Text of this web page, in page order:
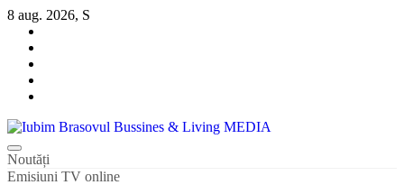
Sari
conținut
8 aug. 2026, S
Iubim Brasovul Bussines & Living MEDIA
Din pasiune și dragoste pentru Brașoveni
Noutăți
Emisiuni TV online